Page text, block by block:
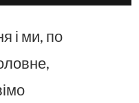
і ми, по